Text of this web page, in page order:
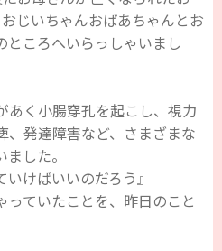
じいちゃんおばあちゃんとお
ところへいらっしゃいまし
あく小腸穿孔を起こし、視力
、発達障害など、さまざまな
した。
いけばいいのだろう』
っていたことを、昨日のこと